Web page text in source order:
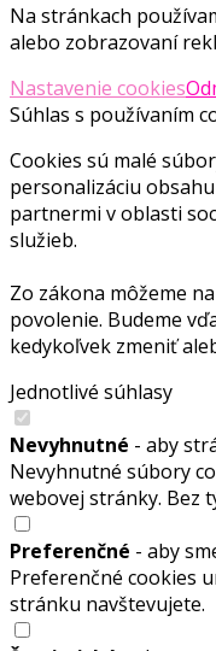
Na stránkach
alebo zobrazovaní
Nastavenie cookies
Súhlas s používaním
Cookies sú malé
personalizáciu
partnermi v oblasti
služieb.
Zo zákona môžeme
povolenie. Budeme
kedykoľvek zmeniť
Jednotlivé súhlasy
Nevyhnutné - aby
Nevyhnutné súbory
webovej stránky. Bez
Preferenčné - aby
Preferenčné cookies
stránku navštevujete.